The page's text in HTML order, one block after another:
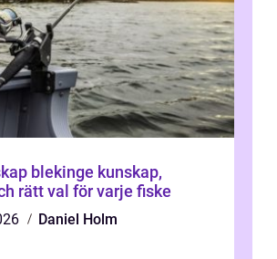
kunskap,
rätt val för varje fiske
Daniel Holm